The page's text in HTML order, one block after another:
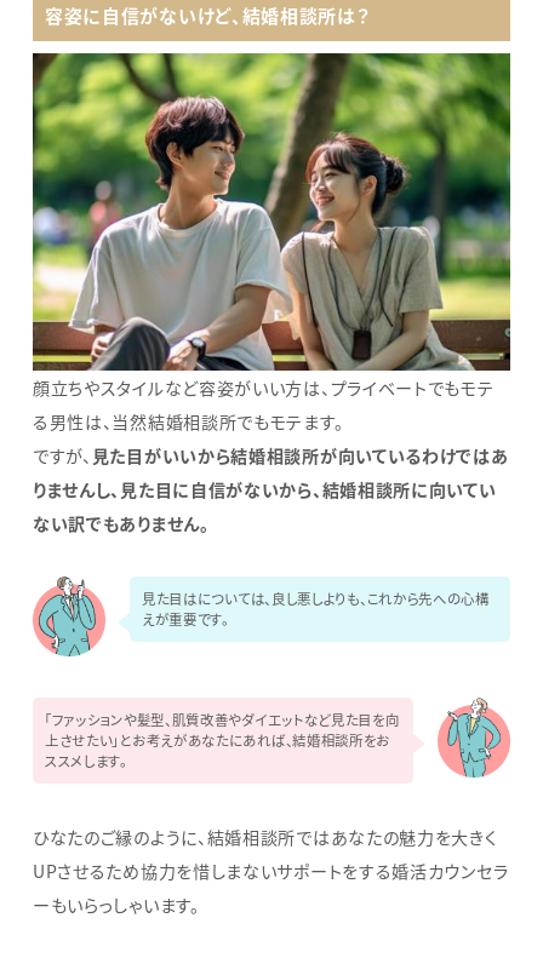
容姿に自信がないけど、結婚相談所は？
顔立ちやスタイルなど容姿がいい方は、プライベートでもモテ
る男性は、当然結婚相談所でもモテます。
ですが、 見た目がいいから結婚相談所が向いているわけではあ
りませんし、見た目に自信がないから、結婚相談所に向いてい
ない訳でもありません。
見た目はについては、良し悪しよりも、これから先への心構
えが重要です。
「ファッションや髪型、肌質改善やダイエットなど見た目を向
上させたい」とお考えがあなたにあれば、結婚相談所をお
ススメします。
ひなたのご縁のように、結婚相談所ではあなたの魅力を大きく
UPさせるため協力を惜しまないサポートをする婚活カウンセラ
ーもいらっしゃいます。